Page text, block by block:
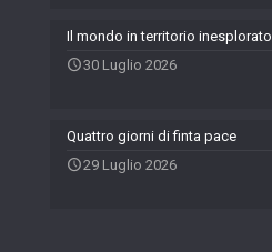
Il mondo in territorio inesplorato
30 Luglio 2026
Quattro giorni di finta pace
29 Luglio 2026